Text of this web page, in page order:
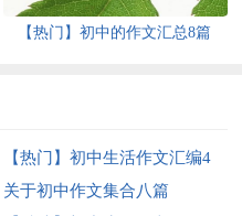
【热门】初中的作文汇总8篇
【热门】初中生活作文汇编4
关于初中作文集合八篇